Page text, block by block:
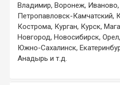
Владимир, Воронеж, Иваново,
Петропавловск-Камчатский,
Кострома, Курган, Курск,
Новгород, Новосибирск,
Южно-Сахалинск,
Анадырь и т.д.